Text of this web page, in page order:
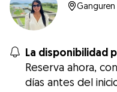
La disponibilidad
Reserva ahora,
días antes del